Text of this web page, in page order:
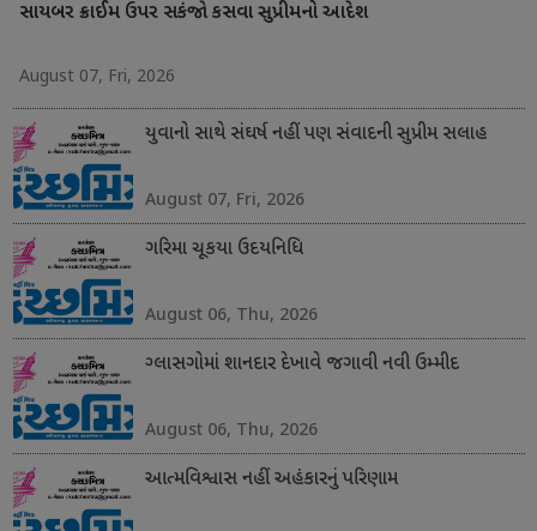
સાયબર ક્રાઈમ ઉપર સકંજો કસવા સુપ્રીમનો આદેશ
August 07, Fri, 2026
યુવાનો સાથે સંઘર્ષ નહીં પણ સંવાદની સુપ્રીમ સલાહ
August 07, Fri, 2026
ગરિમા ચૂકયા ઉદયનિધિ
August 06, Thu, 2026
ગ્લાસગોમાં શાનદાર દેખાવે જગાવી નવી ઉમ્મીદ
August 06, Thu, 2026
આત્મવિશ્વાસ નહીં અહંકારનું પરિણામ